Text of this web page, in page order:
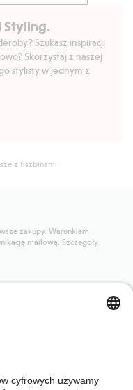
Styling.
Szukasz inspiracji
Skorzystaj z naszej
stylisty w jednym z
z fiszbinami
zakupy. Warunkiem
mailową. Szczegóły